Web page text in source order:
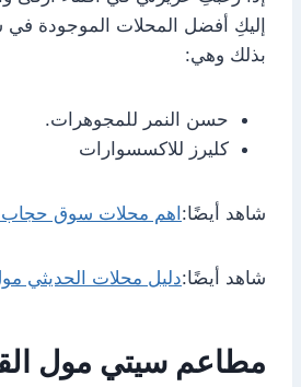
إليكِ أفضل المحلات الموجودة
بذلك وهي:
حسن النمر للمجوهرات.
كليرز للاكسسوارات
شاهد أيضًا: اهم محلات سوق حجاب
شاهد أيضًا:دليل محلات الحديثي
مطاعم سيتي مول